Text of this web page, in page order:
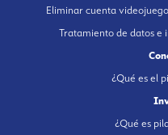
Eliminar cuenta
Tratamiento de datos e
¿Qué es el
¿Qué es